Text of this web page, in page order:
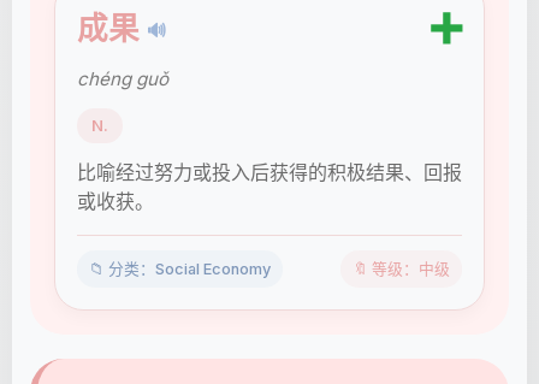
成果 🔊 ➕
chéng guǒ
N.
比喻经过努力或投入后获得的积极结果、回报
或收获。
📁 分类：Social Economy 🔖 等级：中级